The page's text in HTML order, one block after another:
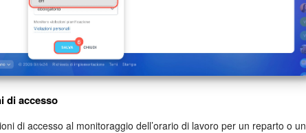
di accesso
di accesso al monitoraggio dell’orario di lavoro per un reparto o un